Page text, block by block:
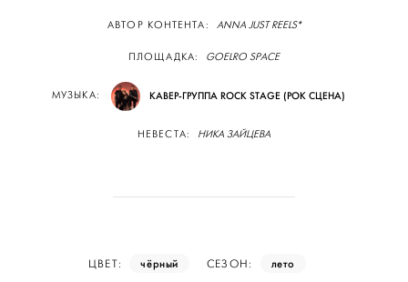
АВТОР КОНТЕНТА: ANNA JUST REELS*
ПЛОЩАДКА: GOELRO SPACE
МУЗЫКА: КАВЕР-ГРУППА ROCK STAGE (РОК СЦЕНА)
НЕВЕСТА: НИКА ЗАЙЦЕВА
ЦВЕТ: чёрный СЕЗОН: лето